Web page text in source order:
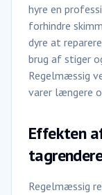
hyre en
forhindre
dyre at
brug af stiger
Regelmæssig
varer længere
Effekten
Regelmæssig